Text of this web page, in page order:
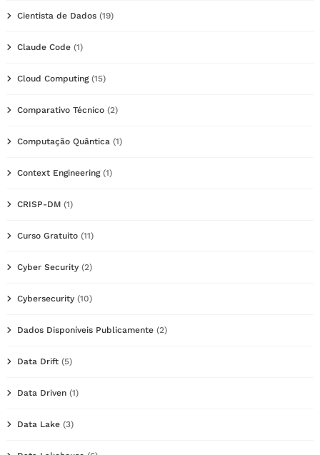
Cientista de Dados (19)
Claude Code (1)
Cloud Computing(15)
Comparativo Técnico (2)
Computação Quântica (1)
Context Engineering(1)
CRISP-DM (1)
Curso Gratuito (11)
Cyber Security (2)
Cybersecurity (10)
Dados Disponíveis Publicamente (2)
Data Drift (5)
Data Driven (1)
Data Lake (3)